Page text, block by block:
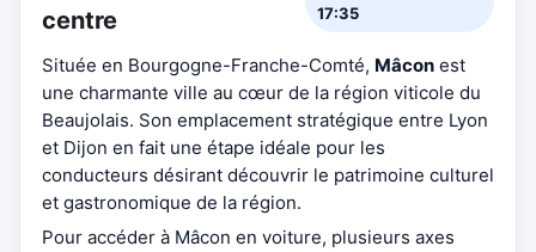
centre
17:35
Située en Bourgogne-Franche-Comté, Mâcon est
une charmante ville au cœur de la région viticole du
Beaujolais. Son emplacement stratégique entre Lyon
et Dijon en fait une étape idéale pour les
conducteurs désirant découvrir le patrimoine culturel
et gastronomique de la région.
Pour accéder à Mâcon en voiture, plusieurs axes